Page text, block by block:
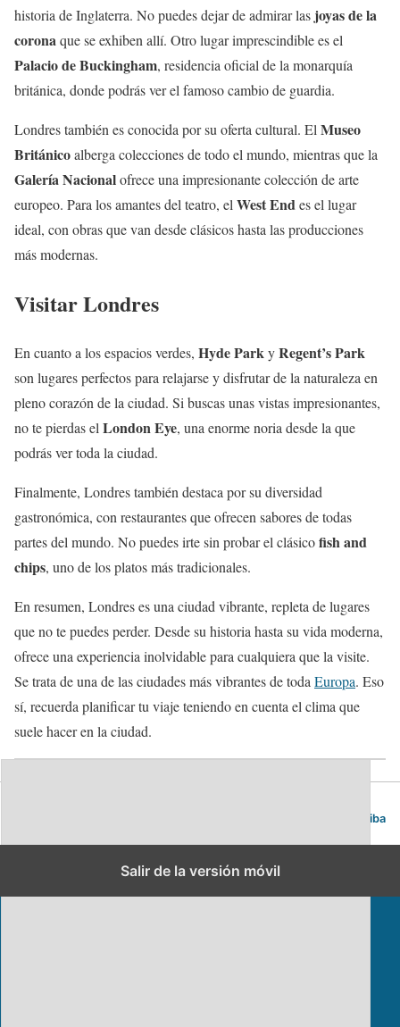
historia de Inglaterra. No puedes dejar de admirar las joyas de la
coronaque se exhiben allí. Otro lugar imprescindible es el
Palacio de Buckingham, residencia oficial de la monarquía
británica, donde podrás ver el famoso cambio de guardia.
Londres también es conocida por su oferta cultural. El Museo
Británicoalberga colecciones de todo el mundo, mientras que la
Galería Nacionalofrece una impresionante colección de arte
europeo. Para los amantes del teatro, el West Endes el lugar
ideal, con obras que van desde clásicos hasta las producciones
más modernas.
Visitar Londres
En cuanto a los espacios verdes, Hyde Park yRegent’s Park
son lugares perfectos para relajarse y disfrutar de la naturaleza en
pleno corazón de la ciudad. Si buscas unas vistas impresionantes,
no te pierdas el London Eye, una enorme noria desde la que
podrás ver toda la ciudad.
Finalmente, Londres también destaca por su diversidad
gastronómica, con restaurantes que ofrecen sabores de todas
partes del mundo. No puedes irte sin probar el clásicofish and
chips, uno de los platos más tradicionales.
En resumen, Londres es una ciudad vibrante, repleta de lugares
que no te puedes perder. Desde su historia hasta su vida moderna,
ofrece una experiencia inolvidable para cualquiera que la visite.
Se trata de una de las ciudades más vibrantes de toda Europa. Eso
sí, recuerda planificar tu viaje teniendo en cuenta el clima que
suele hacer en la ciudad.
Volver arriba
Salir de la versión móvil